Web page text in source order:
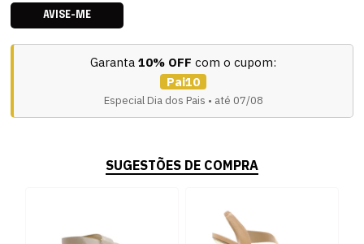
AVISE-ME
Garanta 10% OFF com o cupom:
Pai10
Especial Dia dos Pais • até 07/08
SUGESTÕES DE COMPRA